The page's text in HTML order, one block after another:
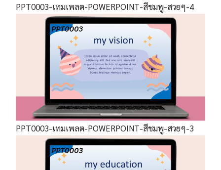
PPT0003-เทมเพลต-POWERPOINT-สีชมพู-สวยๆ-4
PPT0003-เทมเพลต-POWERPOINT-สีชมพู-สวยๆ-3